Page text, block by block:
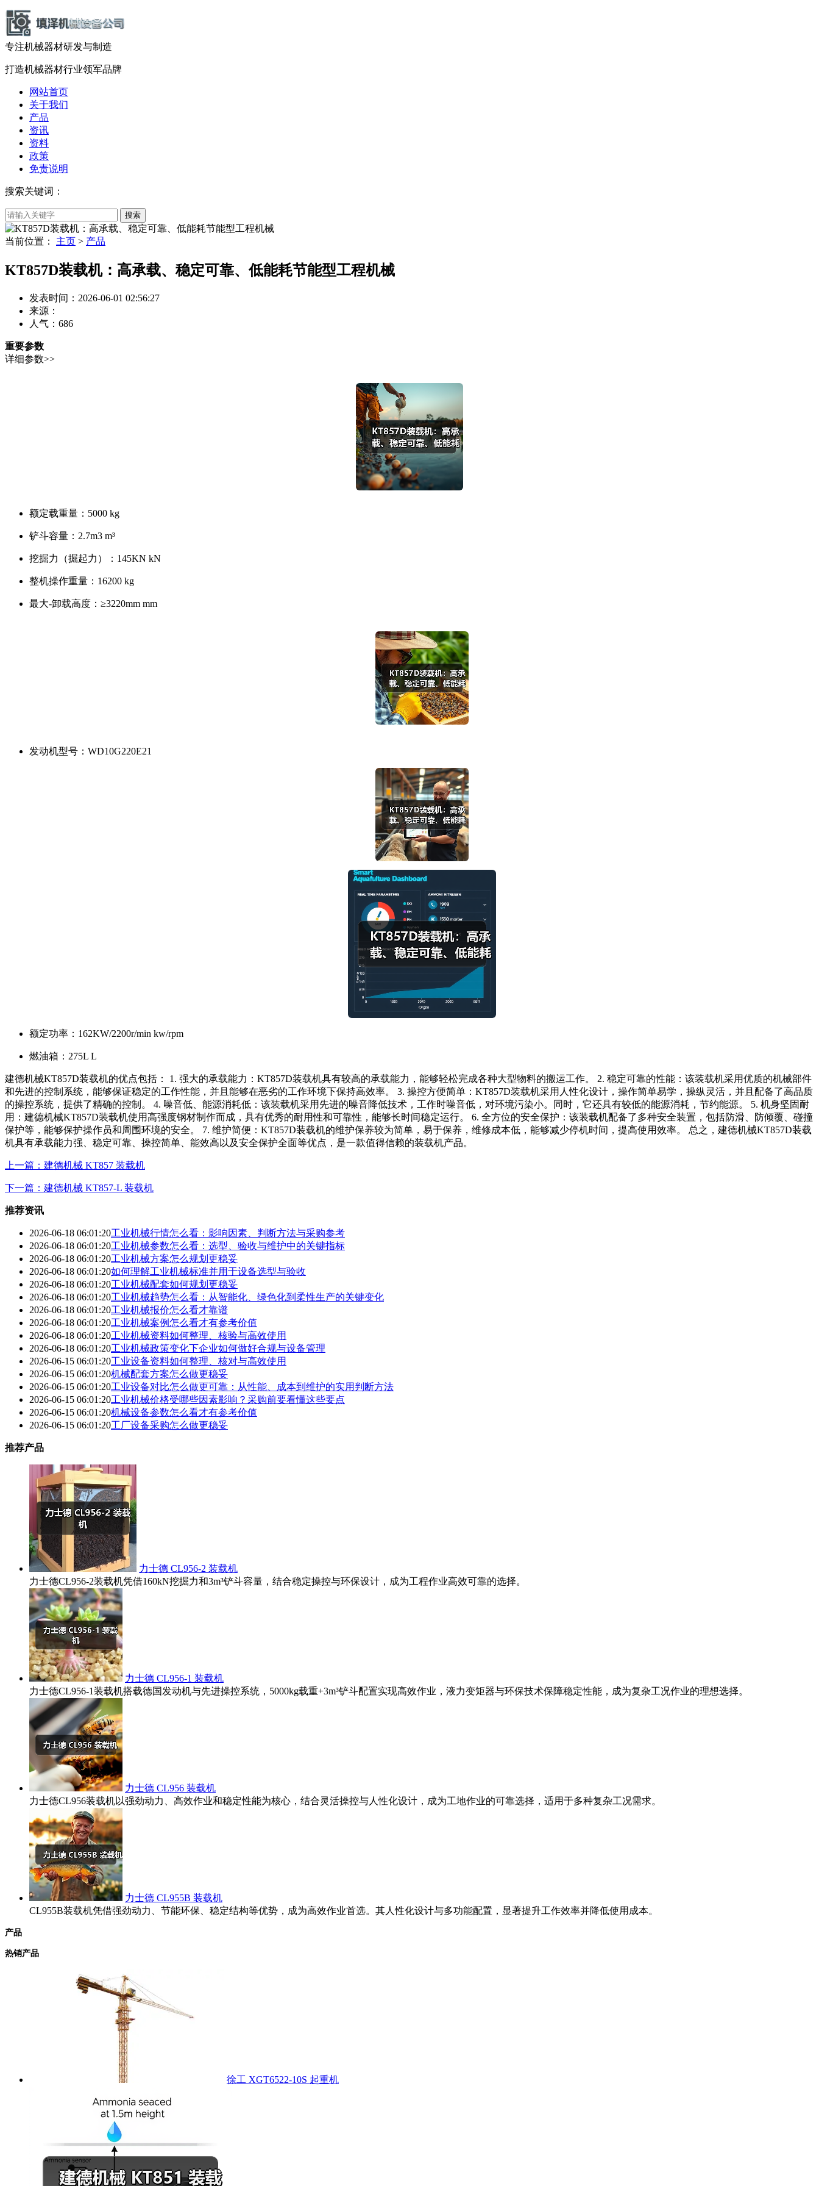
专注机械器材研发与制造
打造机械器材行业领军品牌
网站首页
关于我们
产品
资讯
资料
政策
免责说明
搜索关键词：
当前位置： 主页 > 产品
KT857D装载机：高承载、稳定可靠、低能耗节能型工程机械
发表时间：2026-06-01 02:56:27
来源：
人气： 686
重要参数
详细参数>>
额定载重量： 5000 kg
铲斗容量： 2.7m3 m³
挖掘力（掘起力）： 145KN kN
整机操作重量： 16200 kg
最大-卸载高度： ≥3220mm mm
发动机型号： WD10G220E21
额定功率： 162KW/2200r/min kw/rpm
燃油箱： 275L L
建德机械KT857D装载机的优点包括： 1. 强大的承载能力：KT857D装载机具有较高的承载能力，能够轻松完成各种大型物料的搬运工作。 2. 稳定可靠的性能：该装载机采用优质的机械部件
和先进的控制系统，能够保证稳定的工作性能，并且能够在恶劣的工作环境下保持高效率。 3. 操控方便简单：KT857D装载机采用人性化设计，操作简单易学，操纵灵活，并且配备了高品质
的操控系统，提供了精确的控制。 4. 噪音低、能源消耗低：该装载机采用先进的噪音降低技术，工作时噪音低，对环境污染小。同时，它还具有较低的能源消耗，节约能源。 5. 机身坚固耐
用：建德机械KT857D装载机使用高强度钢材制作而成，具有优秀的耐用性和可靠性，能够长时间稳定运行。 6. 全方位的安全保护：该装载机配备了多种安全装置，包括防滑、防倾覆、碰撞
保护等，能够保护操作员和周围环境的安全。 7. 维护简便：KT857D装载机的维护保养较为简单，易于保养，维修成本低，能够减少停机时间，提高使用效率。 总之，建德机械KT857D装载
机具有承载能力强、稳定可靠、操控简单、能效高以及安全保护全面等优点，是一款值得信赖的装载机产品。
上一篇：建德机械 KT857 装载机
下一篇：建德机械 KT857-L 装载机
推荐资讯
2026-06-18 06:01:20工业机械行情怎么看：影响因素、判断方法与采购参考
2026-06-18 06:01:20工业机械参数怎么看：选型、验收与维护中的关键指标
2026-06-18 06:01:20工业机械方案怎么规划更稳妥
2026-06-18 06:01:20如何理解工业机械标准并用于设备选型与验收
2026-06-18 06:01:20工业机械配套如何规划更稳妥
2026-06-18 06:01:20工业机械趋势怎么看：从智能化、绿色化到柔性生产的关键变化
2026-06-18 06:01:20工业机械报价怎么看才靠谱
2026-06-18 06:01:20工业机械案例怎么看才有参考价值
2026-06-18 06:01:20工业机械资料如何整理、核验与高效使用
2026-06-18 06:01:20工业机械政策变化下企业如何做好合规与设备管理
2026-06-15 06:01:20工业设备资料如何整理、核对与高效使用
2026-06-15 06:01:20机械配套方案怎么做更稳妥
2026-06-15 06:01:20工业设备对比怎么做更可靠：从性能、成本到维护的实用判断方法
2026-06-15 06:01:20工业机械价格受哪些因素影响？采购前要看懂这些要点
2026-06-15 06:01:20机械设备参数怎么看才有参考价值
2026-06-15 06:01:20工厂设备采购怎么做更稳妥
推荐产品
力士德 CL956-2 装载机
力士德CL956-2装载机凭借160kN挖掘力和3m³铲斗容量，结合稳定操控与环保设计，成为工程作业高效可靠的选择。
力士德 CL956-1 装载机
力士德CL956-1装载机搭载德国发动机与先进操控系统，5000kg载重+3m³铲斗配置实现高效作业，液力变矩器与环保技术保障稳定性能，成为复杂工况作业的理想选择。
力士德 CL956 装载机
力士德CL956装载机以强劲动力、高效作业和稳定性能为核心，结合灵活操控与人性化设计，成为工地作业的可靠选择，适用于多种复杂工况需求。
力士德 CL955B 装载机
CL955B装载机凭借强劲动力、节能环保、稳定结构等优势，成为高效作业首选。其人性化设计与多功能配置，显著提升工作效率并降低使用成本。
产品
热销产品
徐工 XGT6522-10S 起重机